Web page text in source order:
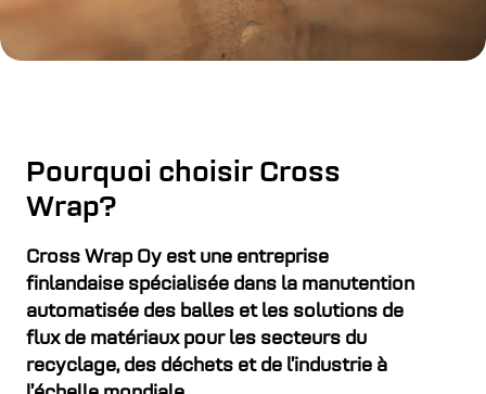
Pourquoi choisir Cross
Wrap?
Cross Wrap Oy est une entreprise
finlandaise spécialisée dans la manutention
automatisée des balles et les solutions de
flux de matériaux pour les secteurs du
recyclage, des déchets et de l’industrie à